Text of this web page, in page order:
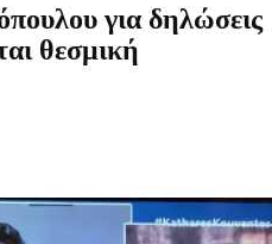
για δηλώσεις
θεσμική